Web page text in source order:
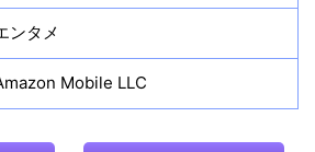
ンタメ
Mobile LLC